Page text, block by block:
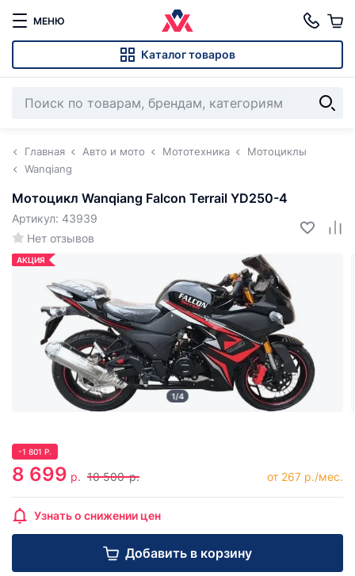
МЕНЮ
Каталог товаров
Главная Авто и мото Мототехника
Мотоциклы
Wanqiang
Мотоцикл Wanqiang Falcon Terrail YD250-4
Нет отзывов
Артикул: 43939
АКЦИЯ
1/4
-1 801 Р.
8 699 р. 10 500 р. от 267 р./мес.
Узнать о снижении цен
Добавить в корзину